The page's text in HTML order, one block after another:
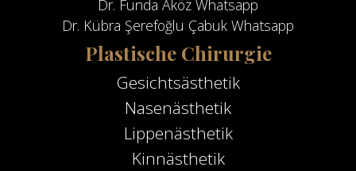
Dr. Funda Aköz Whatsapp
Dr. Kübra Şerefoğlu Çabuk Whatsapp
Plastische Chirurgie
Gesichtsästhetik
Nasenästhetik
Lippenästhetik
Kinnästhetik